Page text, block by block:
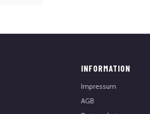
INFORMATION
Impressum
AGB